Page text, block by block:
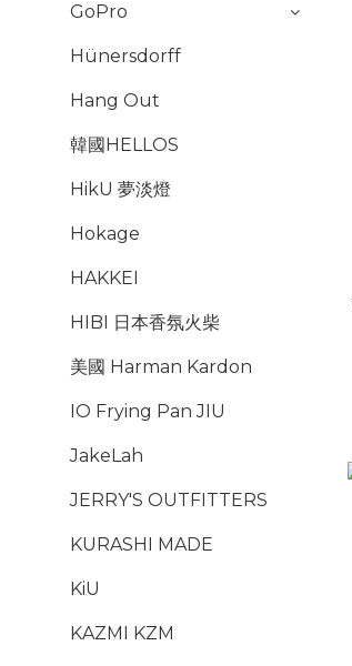
GoPro
Hünersdorff
Hang Out
韓國HELLOS
HikU 夢淡燈
Hokage
HAKKEI
HIBI 日本香氛火柴
美國 Harman Kardon
IO Frying Pan JIU
JakeLah
JERRY'S OUTFITTERS
KURASHI MADE
KiU
KAZMI KZM